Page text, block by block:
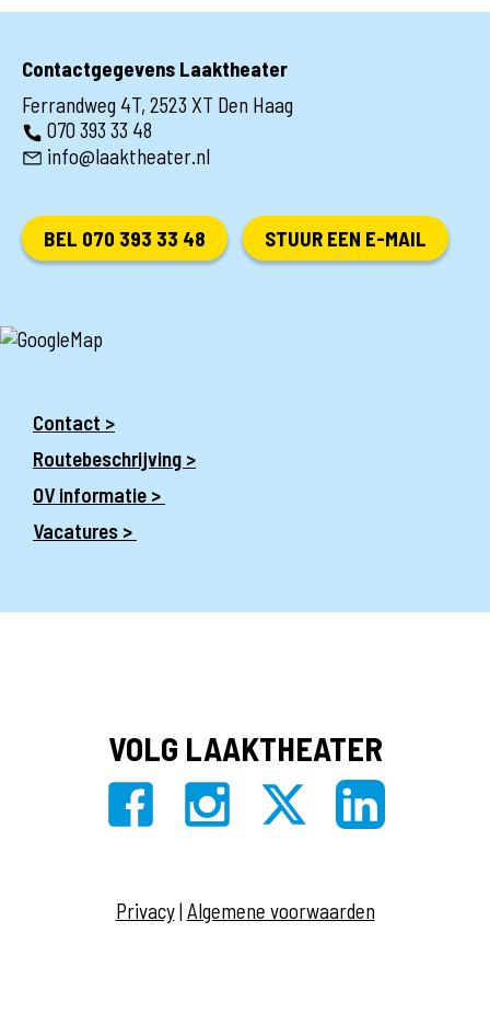
Contactgegevens Laaktheater
Ferrandweg 4T, 2523 XT Den Haag
070 393 33 48
info@laaktheater.nl
BEL 070 393 33 48 STUUR EEN E-MAIL
Contact >
Routebeschrijving >
OV informatie >
Vacatures >
VOLG LAAKTHEATER
Privacy| Algemene voorwaarden